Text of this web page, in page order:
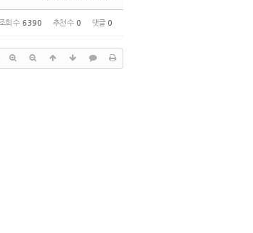
회 수 6390 추천 수 0 댓글 0